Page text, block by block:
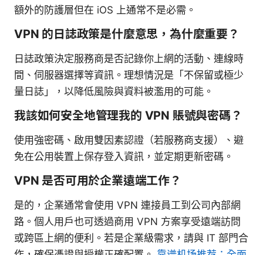
額外的防護層但在 iOS 上通常不是必需。
VPN 的日誌政策是什麼意思，為什麼重要？
日誌政策決定服務商是否記錄你上網的活動、連線時
間、伺服器選擇等資訊。理想情況是「不保留或極少
量日誌」，以降低風險與資料被濫用的可能。
我該如何安全地管理我的 VPN 賬號與密碼？
使用強密碼、啟用雙因素認證（若服務商支援）、避
免在公用裝置上保存登入資訊，並定期更新密碼。
VPN 是否可用於企業遠端工作？
是的，企業通常會使用 VPN 連接員工到公司內部網
路。個人用戶也可透過商用 VPN 方案享受遠端訪問
或跨區上網的便利。若是企業級需求，請與 IT 部門合